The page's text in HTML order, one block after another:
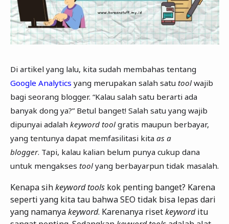
Di artikel yang lalu, kita sudah membahas tentang
Google Analytics yang merupakan salah satu toolwajib
bagi seorang blogger. “Kalau salah satu berarti ada
banyak dong ya?” Betul banget! Salah satu yang wajib
dipunyai adalah keyword toolgratis maupun berbayar,
yang tentunya dapat memfasilitasi kita as a
blogger. Tapi, kalau kalian belum punya cukup dana
untuk mengakses toolyang berbayarpun tidak masalah.
Kenapa sihkeyword toolskok penting banget? Karena
seperti yang kita tau bahwa SEO tidak bisa lepas dari
yang namanyakeyword. Karenanya risetkeyworditu